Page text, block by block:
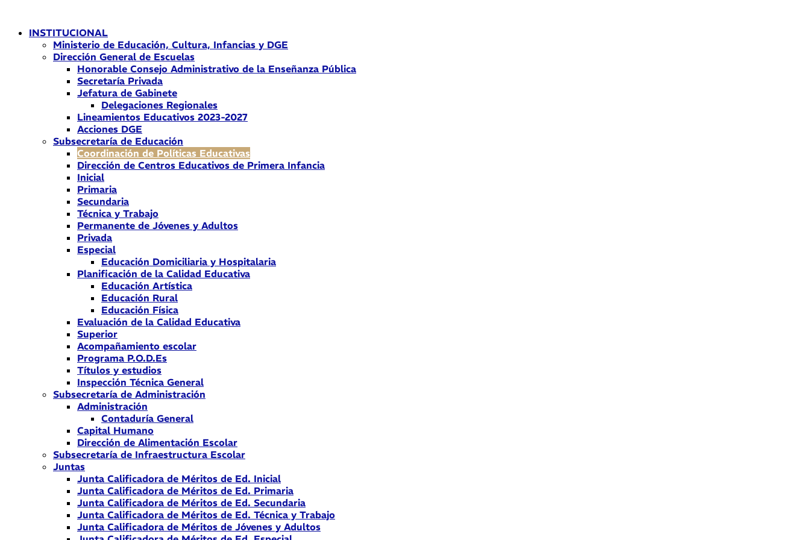
contenidoINSTITUCIONAL
Ministerio de Educación, Cultura, Infancias y DGE
Dirección General de Escuelas
Honorable Consejo Administrativo de la Enseñanza Pública
Secretaría Privada
Jefatura de Gabinete
Delegaciones Regionales
Lineamientos Educativos 2023-2027
Acciones DGE
Subsecretaría de Educación
Coordinación de Políticas Educativas
Dirección de Centros Educativos de Primera Infancia
Inicial
Primaria
Secundaria
Técnica y Trabajo
Permanente de Jóvenes y Adultos
Privada
Especial
Educación Domiciliaria y Hospitalaria
Planificación de la Calidad Educativa
Educación Artística
Educación Rural
Educación Física
Evaluación de la Calidad Educativa
Superior
Acompañamiento escolar
Programa P.O.D.Es
Títulos y estudios
Inspección Técnica General
Subsecretaría de Administración
Administración
Contaduría General
Capital Humano
Dirección de Alimentación Escolar
Subsecretaría de Infraestructura Escolar
Juntas
Junta Calificadora de Méritos de Ed. Inicial
Junta Calificadora de Méritos de Ed. Primaria
Junta Calificadora de Méritos de Ed. Secundaria
Junta Calificadora de Méritos de Ed. Técnica y Trabajo
Junta Calificadora de Méritos de Jóvenes y Adultos